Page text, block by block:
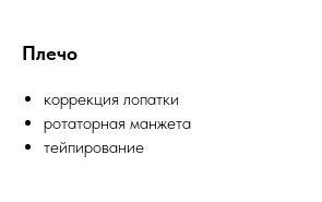
Плечо
коррекция лопатки
ротаторная манжета
тейпирование